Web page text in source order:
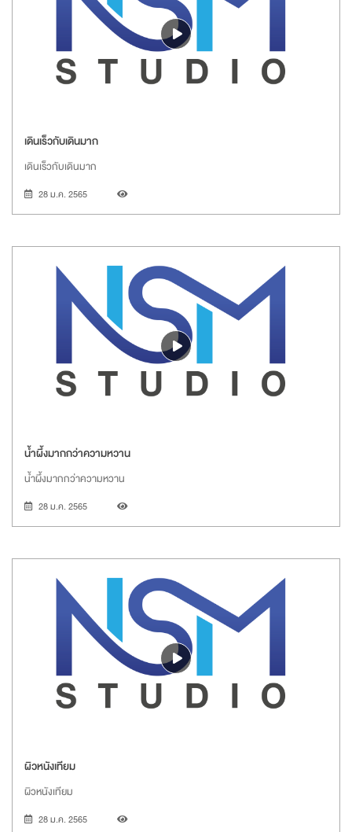
เดินเร็วกับเดินมาก
เดินเร็วกับเดินมาก
28 ม.ค. 2565
น้ำผึ้งมากกว่าความหวาน
น้ำผึ้งมากกว่าความหวาน
28 ม.ค. 2565
ผิวหนังเทียม
ผิวหนังเทียม
28 ม.ค. 2565